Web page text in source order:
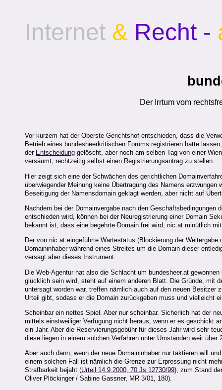
Internet & Recht -
Der Irrtum vom
Vor kurzem hat der Oberste Gerichtshof entschieden, dass die
Betrieb eines bundesheerkritischen Forums registrieren hatte
der Entscheidung gelöscht, aber noch am selben Tag von einer
versäumt, rechtzeitig selbst einen Registrierungsantrag zu stellen.
Hier zeigt sich eine der Schwächen des gerichtlichen
überwiegender Meinung keine Übertragung des Namens
Beseitigung der Namensdomain geklagt werden, aber nicht auf
Nachdem bei der Domainvergabe nach den
entschieden wird, können bei der Neuregistrierung einer Domain
bekannt ist, dass eine begehrte Domain frei wird, nic.at minütlich
Der von nic.at eingeführte Wartestatus (Blockierung der
Domaininhaber während eines Streites um die Domain dieser
versagt aber dieses Instrument.
Die Web-Agentur hat also die Schlacht um bundesheer.at
glücklich sein wird, steht auf einem anderen Blatt. Die Gründe, mit
untersagt worden war, treffen nämlich auch auf den neuen
Urteil gibt, sodass er die Domain zurückgeben muss und vielleicht
Scheinbar ein nettes Spiel. Aber nur scheinbar. Sicherlich hat der
mittels einstweiliger Verfügung nicht heraus, wenn er es geschickt
ein Jahr. Aber die Reservierungsgebühr für dieses Jahr wird sehr
diese liegen in einem solchen Verfahren unter Umständen weit über
Aber auch dann, wenn der neue Domaininhaber nur taktieren will
einem solchen Fall ist nämlich die Grenze zur Erpressung nicht
Strafbarkeit bejaht (Urteil 14.9.2000, 70 Js 12730/99); zum Stand
Oliver Plöckinger / Sabine Gassner, MR 3/01, 180).